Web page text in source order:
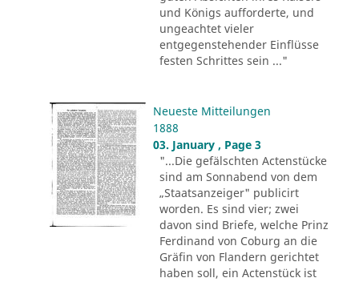
und Königs aufforderte, und
ungeachtet vieler
entgegenstehender Einflüsse
festen Schrittes sein ..."
Neueste Mitteilungen
1888
03. January , Page 3
"...Die gefälschten Actenstücke
sind am Sonnabend von dem
„Staatsanzeiger" publicirt
worden. Es sind vier; zwei
davon sind Briefe, welche Prinz
Ferdinand von Coburg an die
Gräfin von Flandern gerichtet
haben soll, ein Actenstück ist